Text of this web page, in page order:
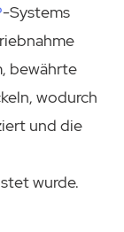
-Systems
bewährte
wodurch
und die
wurde.